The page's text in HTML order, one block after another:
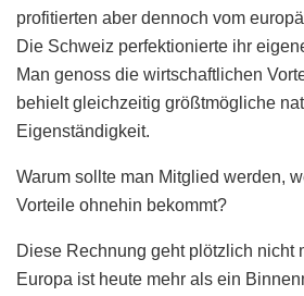
profitierten aber dennoch vom
Die Schweiz perfektionierte ihr
Man genoss die wirtschaftlichen
behielt gleichzeitig größtmögliche
Eigenständigkeit.
Warum sollte man Mitglied werden,
Vorteile ohnehin bekommt?
Diese Rechnung geht plötzlich nicht
Europa ist heute mehr als ein